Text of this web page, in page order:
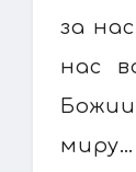
за
нас